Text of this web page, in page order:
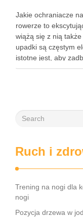
Jakie ochraniacze
rowerze to
wiążą się z nią
upadki są częstym
istotne jest, aby
Ochraniacze na
Ruch i
Trening na nogi dla
nogi
Pozycja drzewa w